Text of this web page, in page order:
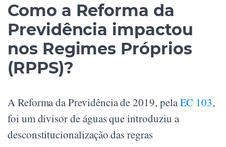
Como a Reforma da
Previdência impactou
nos Regimes Próprios
(RPPS)?
A Reforma da Previdência de 2019, pelaEC 103,
foi um divisor de águas que introduziu a
desconstitucionalização das regras